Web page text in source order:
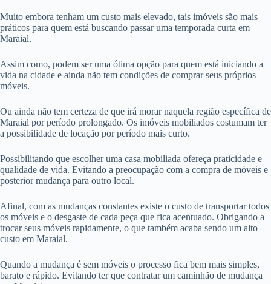
Muito embora tenham um custo mais elevado, tais imóveis são mais
práticos para quem está buscando passar uma temporada curta em
Maraial.
Assim como, podem ser uma ótima opção para quem está iniciando a
vida na cidade e ainda não tem condições de comprar seus próprios
móveis.
Ou ainda não tem certeza de que irá morar naquela região específica de
Maraial por período prolongado. Os imóveis mobiliados costumam ter
a possibilidade de locação por período mais curto.
Possibilitando que escolher uma casa mobiliada ofereça praticidade e
qualidade de vida. Evitando a preocupação com a compra de móveis e
posterior mudança para outro local.
Afinal, com as mudanças constantes existe o custo de transportar todos
os móveis e o desgaste de cada peça que fica acentuado. Obrigando a
trocar seus móveis rapidamente, o que também acaba sendo um alto
custo em Maraial.
Quando a mudança é sem móveis o processo fica bem mais simples,
barato e rápido. Evitando ter que contratar um caminhão de mudança